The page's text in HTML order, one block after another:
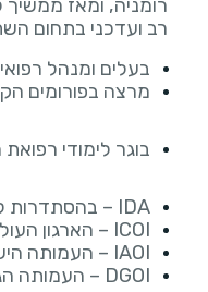
רומניה, ומאז
רב ועדכני בתחום
בעלים ומנהל
מרצה בפורומים
בוגר לימודי
IDA – בהסתדרות לרפואת שיניים
ICOI – הארגון העולמי להשתלות שיניים
IAOI – העמותה הישראלי להשתלות שיניים
DGOI – העמותה הגרמנית להשתלות שיניים